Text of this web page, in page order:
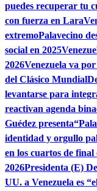
puedes recuperar tu
con fuerza en Lara
extremoPalavecino
social en 2025
2026Venezuela va
del Clásico Mundial
levantarse para
reactivan agenda
Guédez
identidad y orgullo
en los cuartos de
2026Presidenta (E)
UU. a Venezuela es